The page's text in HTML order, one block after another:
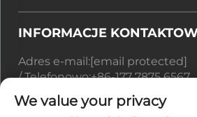
INFORMACJE
Adres e-mail:[email protected]
/ Telefonowo:+86-177 7875 6567
Office add : Nr 128-8
We value your privacy